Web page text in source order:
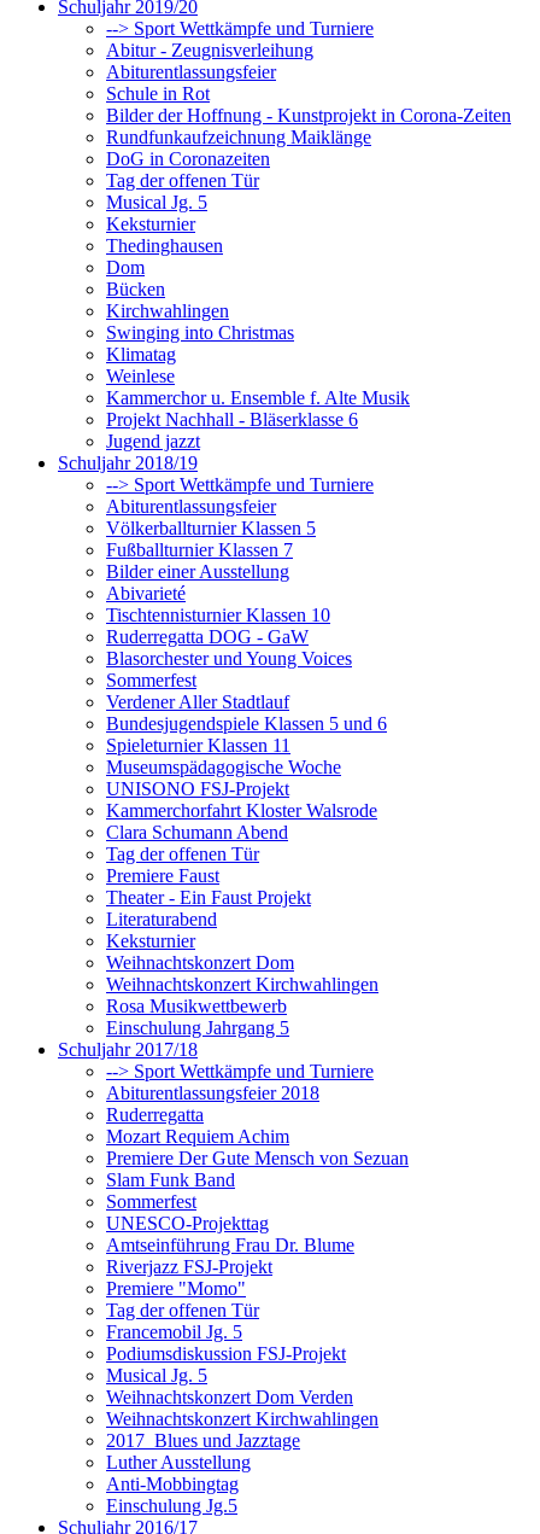
Schuljahr 2019/20
--> Sport Wettkämpfe und Turniere
Abitur - Zeugnisverleihung
Abiturentlassungsfeier
Schule in Rot
Bilder der Hoffnung - Kunstprojekt in Corona-Zeiten
Rundfunkaufzeichnung Maiklänge
DoG in Coronazeiten
Tag der offenen Tür
Musical Jg. 5
Keksturnier
Thedinghausen
Dom
Bücken
Kirchwahlingen
Swinging into Christmas
Klimatag
Weinlese
Kammerchor u. Ensemble f. Alte Musik
Projekt Nachhall - Bläserklasse 6
Jugend jazzt
Schuljahr 2018/19
--> Sport Wettkämpfe und Turniere
Abiturentlassungsfeier
Völkerballturnier Klassen 5
Fußballturnier Klassen 7
Bilder einer Ausstellung
Abivarieté
Tischtennisturnier Klassen 10
Ruderregatta DOG - GaW
Blasorchester und Young Voices
Sommerfest
Verdener Aller Stadtlauf
Bundesjugendspiele Klassen 5 und 6
Spieleturnier Klassen 11
Museumspädagogische Woche
UNISONO FSJ-Projekt
Kammerchorfahrt Kloster Walsrode
Clara Schumann Abend
Tag der offenen Tür
Premiere Faust
Theater - Ein Faust Projekt
Literaturabend
Keksturnier
Weihnachtskonzert Dom
Weihnachtskonzert Kirchwahlingen
Rosa Musikwettbewerb
Einschulung Jahrgang 5
Schuljahr 2017/18
--> Sport Wettkämpfe und Turniere
Abiturentlassungsfeier 2018
Ruderregatta
Mozart Requiem Achim
Premiere Der Gute Mensch von Sezuan
Slam Funk Band
Sommerfest
UNESCO-Projekttag
Amtseinführung Frau Dr. Blume
Riverjazz FSJ-Projekt
Premiere "Momo"
Tag der offenen Tür
Francemobil Jg. 5
Podiumsdiskussion FSJ-Projekt
Musical Jg. 5
Weihnachtskonzert Dom Verden
Weihnachtskonzert Kirchwahlingen
2017_Blues und Jazztage
Luther Ausstellung
Anti-Mobbingtag
Einschulung Jg.5
Schuljahr 2016/17